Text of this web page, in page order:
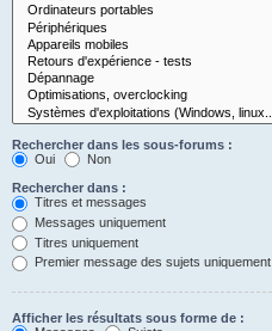
Rechercher dans les sous-forums :
Oui
Non
Rechercher dans :
Titres et messages
Messages uniquement
Titres uniquement
Premier message des sujets uniquement
Afficher les résultats sous forme de :